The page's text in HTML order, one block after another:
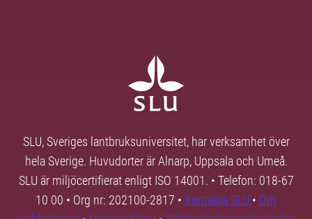
SLU, Sveriges lantbruksuniversitet, har verksamhet över
hela Sverige. Huvudorter är Alnarp, Uppsala och Umeå.
SLU är miljöcertifierat enligt ISO 14001. • Telefon: 018-67
10 00 • Org nr: 202100-2817 • Kontakta SLU • Om